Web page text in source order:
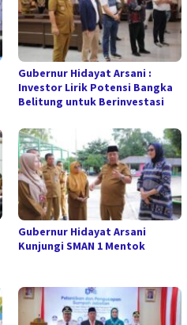
Gubernur Hidayat Arsani :
Investor Lirik Potensi Bangka
Belitung untuk Berinvestasi
Gubernur Hidayat Arsani
Kunjungi SMAN 1 Mentok